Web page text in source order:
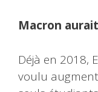
Macron
Déjà en 2018,
voulu